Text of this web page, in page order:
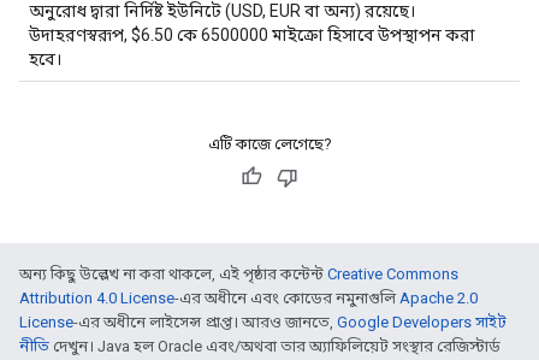
অনুরোধ দ্বারা নির্দিষ্ট ইউনিটে (USD, EUR বা অন্য) রয়েছে।
উদাহরণস্বরূপ, $6.50 কে 6500000 মাইক্রো হিসাবে উপস্থাপন করা
হবে।
এটি কাজে লেগেছে?
অন্য কিছু উল্লেখ না করা থাকলে, এই পৃষ্ঠার কন্টেন্ট Creative Commons
Attribution 4.0 License-এর অধীনে এবং কোডের নমুনাগুলিApache 2.0
License-এর অধীনে লাইসেন্স প্রাপ্ত। আরও জানতে, Google Developers সাইট
নীতি দেখুন। Java হল Oracle এবং/অথবা তার অ্যাফিলিয়েট সংস্থার রেজিস্টার্ড